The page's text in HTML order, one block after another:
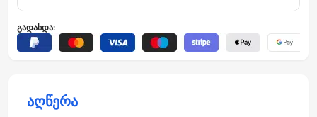
გადახდა:
აღწერა